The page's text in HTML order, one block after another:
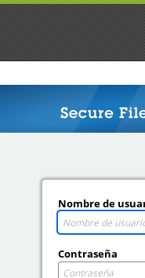
Nombre de
Contraseña